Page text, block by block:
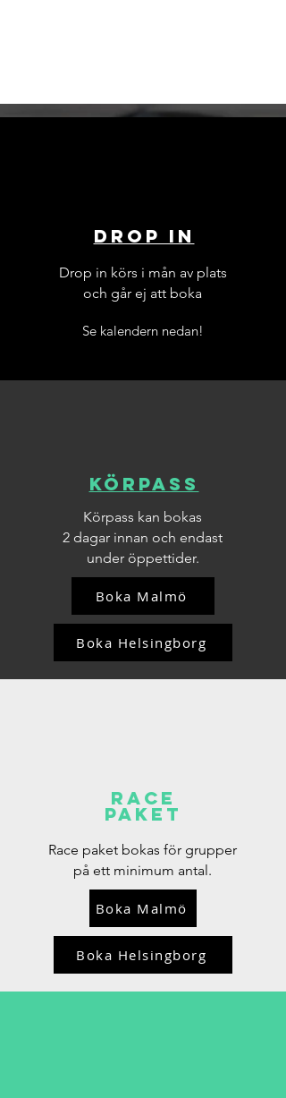
Drop in
Drop in körs i mån av plats
och går ej att boka
Se kalendern nedan!
Körpass
Körpass kan bokas
2 dagar innan och endast
under öppettider.
Boka Malmö
Boka Helsingborg
Race
Paket
Race paket bokas för grupper
på ett minimum antal.
Boka Malmö
Boka Helsingborg